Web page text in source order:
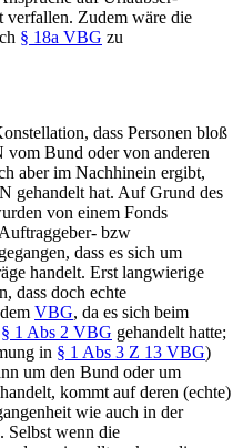
verfallen. Zudem wäre die
§ 18a VBG zu
dass Personen bloß
Bund oder von anderen
aber im Nachhinein ergibt,
gehandelt hat. Auf Grund des
von einem Fonds
bzw
dass es sich um
handelt. Erst langwierige
dass doch echte
VBG, da es sich beim
§ 1 Abs 2 VBG gehandelt hatte;
in § 1 Abs 3 Z 13 VBG)
um den Bund oder um
handelt, kommt auf deren (echte)
wie auch in der
Selbst wenn die